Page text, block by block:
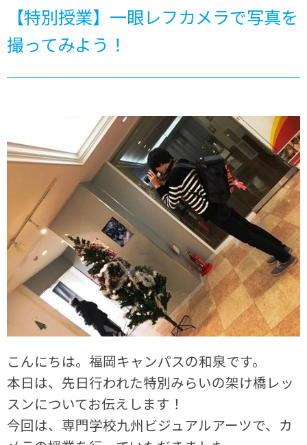
【特別授業】一眼レフカメラで写真を
撮ってみよう！
こんにちは。福岡キャンパスの和泉です。
本日は、先日行われた特別みらいの架け橋レッ
スンについてお伝えします！
今回は、専門学校九州ビジュアルアーツで、カ